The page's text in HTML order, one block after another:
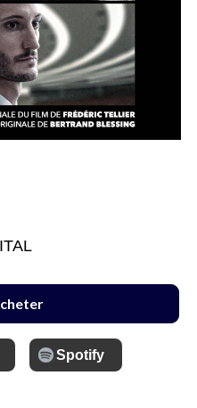
Spotify